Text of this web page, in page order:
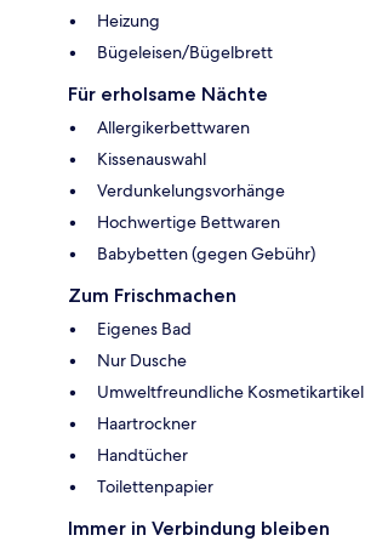
Heizung
Bügeleisen/Bügelbrett
Für erholsame Nächte
Allergikerbettwaren
Kissenauswahl
Verdunkelungsvorhänge
Hochwertige Bettwaren
Babybetten (gegen Gebühr)
Zum Frischmachen
Eigenes Bad
Nur Dusche
Umweltfreundliche Kosmetikartikel
Haartrockner
Handtücher
Toilettenpapier
Immer in Verbindung bleiben